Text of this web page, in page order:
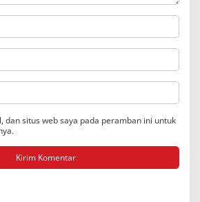
dan situs web saya pada peramban ini untuk